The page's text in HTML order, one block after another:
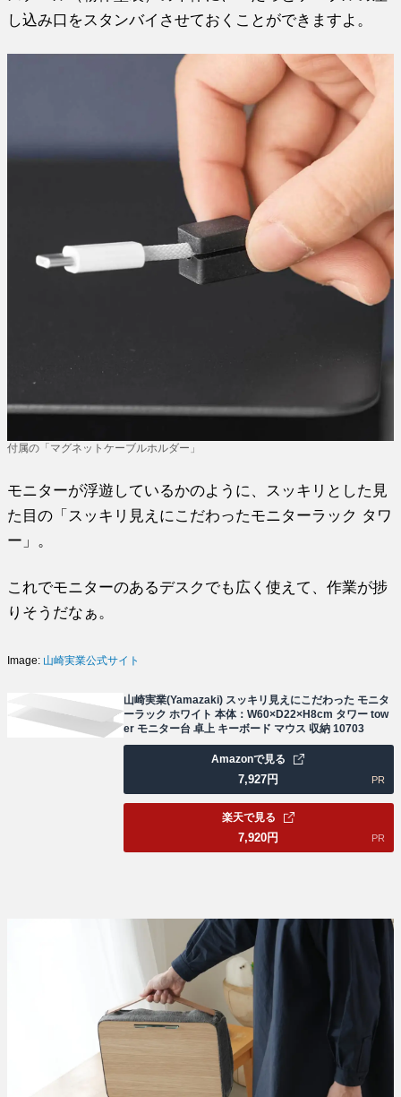
し込み口をスタンバイさせておくことができますよ。
付属の「マグネットケーブルホルダー」
モニターが浮遊しているかのように、スッキリとした見
た目の「スッキリ見えにこだわったモニターラック タワ
ー」。
これでモニターのあるデスクでも広く使えて、作業が捗
りそうだなぁ。
Image: 山崎実業公式サイト
山崎実業(Yamazaki) スッキリ見えにこだわった モニタ
ーラック ホワイト 本体：W60×D22×H8cm タワー tow
er モニター台 卓上 キーボード マウス 収納 10703
7,927円
Amazonで見る
PR
7,920円
楽天で見る
PR